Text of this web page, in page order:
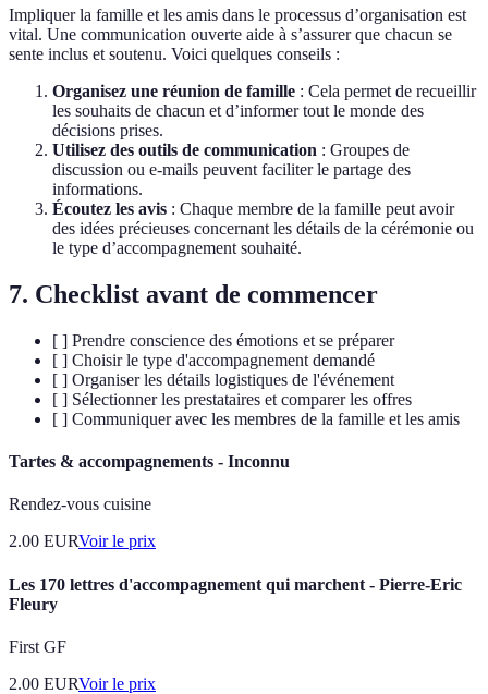
Impliquer la famille et les amis dans le processus d’organisation est
vital. Une communication ouverte aide à s’assurer que chacun se
sente inclus et soutenu. Voici quelques conseils :
Organisez une réunion de famille : Cela permet de recueillir
les souhaits de chacun et d’informer tout le monde des
décisions prises.
Utilisez des outils de communication : Groupes de
discussion ou e-mails peuvent faciliter le partage des
informations.
Écoutez les avis : Chaque membre de la famille peut avoir
des idées précieuses concernant les détails de la cérémonie ou
le type d’accompagnement souhaité.
7. Checklist avant de commencer
[ ] Prendre conscience des émotions et se préparer
[ ] Choisir le type d'accompagnement demandé
[ ] Organiser les détails logistiques de l'événement
[ ] Sélectionner les prestataires et comparer les offres
[ ] Communiquer avec les membres de la famille et les amis
Tartes & accompagnements - Inconnu
Rendez-vous cuisine
2.00 EURVoir le prix
Les 170 lettres d'accompagnement qui marchent - Pierre-Eric
Fleury
First GF
2.00 EURVoir le prix